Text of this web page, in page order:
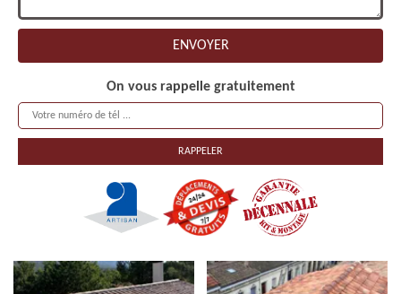
On vous rappelle gratuitement